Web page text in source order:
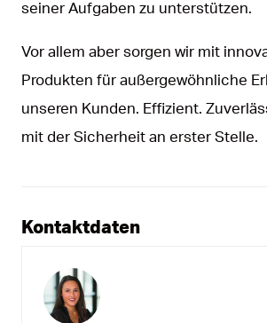
seiner Aufgaben zu unterstützen.
Vor allem aber sorgen wir mit
Produkten für außergewöhnliche
unseren Kunden. Effizient.
mit der Sicherheit an erster Stelle.
Kontaktdaten